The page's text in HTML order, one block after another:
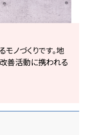
ノづくりです。地
善活動に携われる